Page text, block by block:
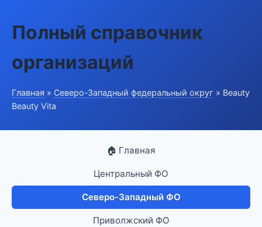
Полный справочник
организаций
Главная » Северо-Западный федеральный округ » Beauty
Beauty Vita
🏠 Главная
Центральный ФО
Северо-Западный ФО
Приволжский ФО